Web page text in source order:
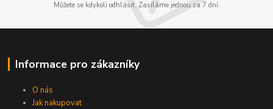
Můžete se kdykoli odhlásit. Zasíláme jednou za 7 dní.
Informace pro zákazníky
O nás
Jak nakupovat